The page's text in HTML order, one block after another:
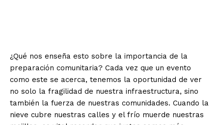
¿Qué nos enseña esto sobre la importancia de la
preparación comunitaria? Cada vez que un evento
como este se acerca, tenemos la oportunidad de ver
no solo la fragilidad de nuestra infraestructura, sino
también la fuerza de nuestras comunidades. Cuando la
nieve cubre nuestras calles y el frío muerde nuestras